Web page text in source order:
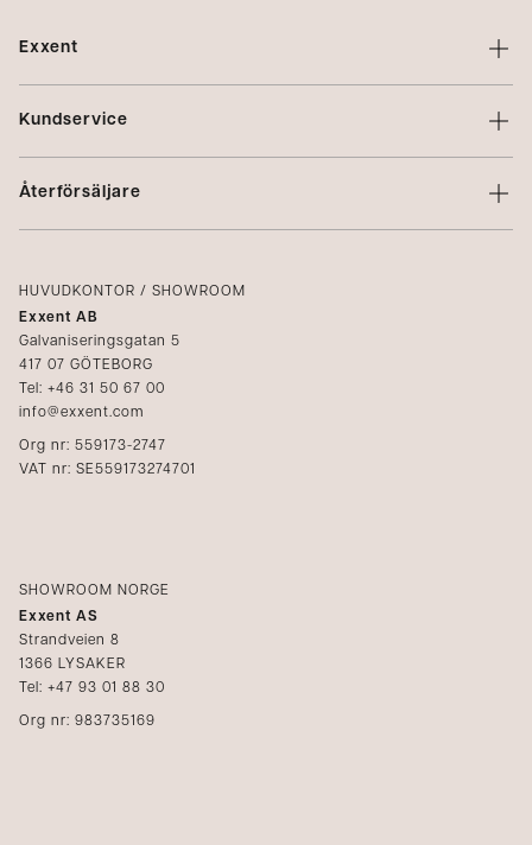
Exxent
Om Exxent
Profilering
Integritetspolicy
Kundservice
Kontakta oss
Återförsäljare
Kataloger
Mediabank
Bli återförsäljare
HUVUDKONTOR / SHOWROOM
Exxent AB
Galvaniseringsgatan 5
417 07 GÖTEBORG
Tel: +46 31 50 67 00
info@exxent.com
Org nr: 559173-2747
VAT nr: SE559173274701
SHOWROOM NORGE
Exxent AS
Strandveien 8
1366 LYSAKER
Tel: +47 93 01 88 30
Org nr: 983735169